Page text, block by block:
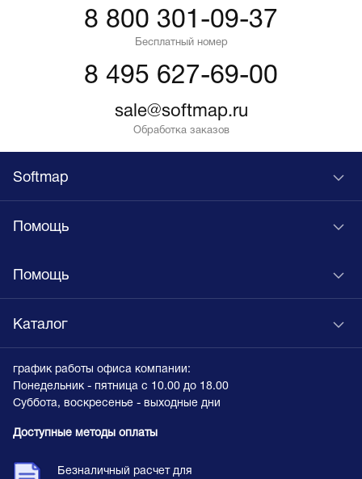
8 800 301-09-37
Бесплатный номер
8 495 627-69-00
sale@softmap.ru
Обработка заказов
Softmap
Помощь
Помощь
Каталог
график работы офиса компании:
Понедельник - пятница с 10.00 до 18.00
Суббота, воскресенье - выходные дни
Доступные методы оплаты
Безналичный расчет для